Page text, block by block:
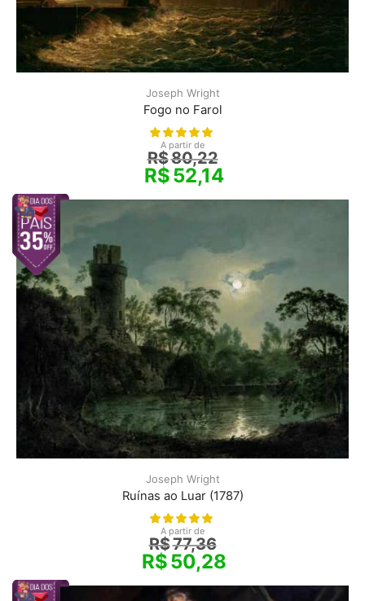
Joseph Wright
Fogo no Farol
A partir de
R$80,22
R$52,14
Joseph Wright
Ruínas ao Luar (1787)
A partir de
R$77,36
R$50,28